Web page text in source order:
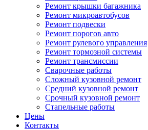
Ремонт крышки багажника
Ремонт микроавтобусов
Ремонт подвески
Ремонт порогов авто
Ремонт рулевого управления
Ремонт тормозной системы
Ремонт трансмиссии
Сварочные работы
Сложный кузовной ремонт
Средний кузовной ремонт
Срочный кузовной ремонт
Стапельные работы
Цены
Контакты